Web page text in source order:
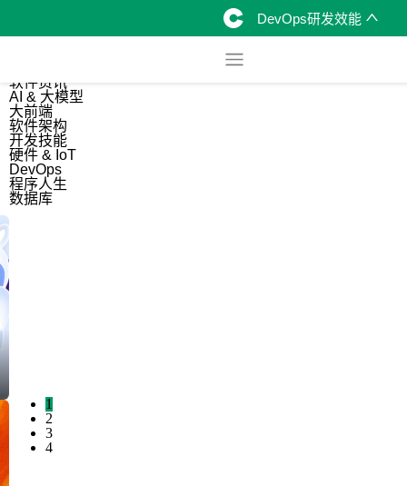
DevOps研发效能
软件资讯
AI & 大模型
大前端
软件架构
开发技能
硬件 & IoT
DevOps
程序人生
数据库
1
2
3
4